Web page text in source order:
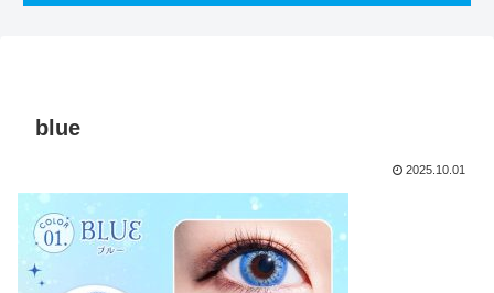
blue
2025.10.01